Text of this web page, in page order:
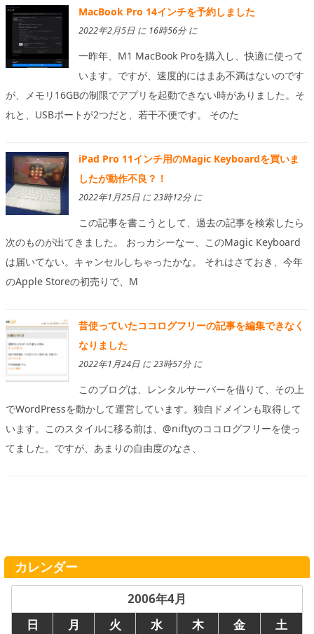
MacBook Pro 14インチを予約しました
2022年2月5日 に 16時56分 に
一昨年、M1 MacBook Proを購入し、快適に使って
います。ですが、速度的にはまあ不満はないのです
が、メモリ16GBの制限でアプリを起動できない時がありました。そ
れと、USBポートが2つだと、若干不便です。 そのた
iPad Pro 11インチ用のMagic Keyboardを買いま
したが動作不良？！
2022年1月25日 に 23時12分 に
この記事を書こうとして、過去の記事を検索したら
次のものが出てきました。 おっカシーなー、このMagic Keyboard
は届いてない。キャンセルしちゃったかな。 それはさておき、今年
のApple Storeの初売りで、M
昔使っていたココログフリーの記事を編集できなく
なりました
2022年1月24日 に 23時57分 に
このブログは、レンタルサーバーを借りて、その上
でWordPressを動かして運営しています。独自ドメインも取得して
います。このスタイルに移る前は、@niftyのココログフリーを使っ
てました。ですが、あまりの自由度のなさ、
カレンダー
2006年4月
日
月 火 水 木 金
土